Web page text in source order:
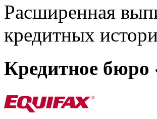
Расширенная
кредитных
Кредитное бюро